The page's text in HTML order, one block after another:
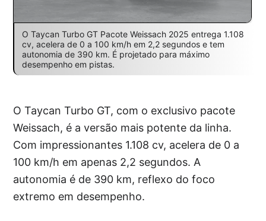
O Taycan Turbo GT Pacote Weissach 2025 entrega 1.108
cv, acelera de 0 a 100 km/h em 2,2 segundos e tem
autonomia de 390 km. É projetado para máximo
desempenho em pistas.
O Taycan Turbo GT, com o exclusivo pacote
Weissach, é a versão mais potente da linha.
Com impressionantes 1.108 cv, acelera de 0 a
100 km/h em apenas 2,2 segundos. A
autonomia é de 390 km, reflexo do foco
extremo em desempenho.